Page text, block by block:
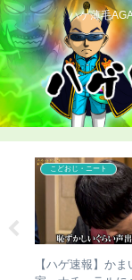
ハゲ薄毛
こどおじ・ニート
【ハゲ速報】か